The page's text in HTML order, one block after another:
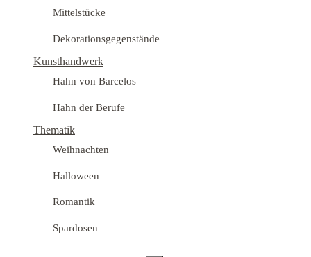
Mittelstücke
Dekorationsgegenstände
Kunsthandwerk
Hahn von Barcelos
Hahn der Berufe
Thematik
Weihnachten
Halloween
Romantik
Spardosen